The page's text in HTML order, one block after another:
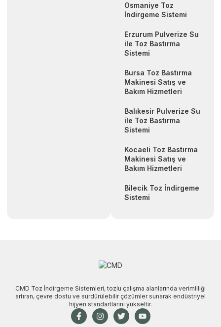
Osmaniye Toz
İndirgeme Sistemi
Erzurum Pulverize Su
ile Toz Bastırma
Sistemi
Bursa Toz Bastırma
Makinesi Satış ve
Bakım Hizmetleri
Balıkesir Pulverize Su
ile Toz Bastırma
Sistemi
Kocaeli Toz Bastırma
Makinesi Satış ve
Bakım Hizmetleri
Bilecik Toz İndirgeme
Sistemi
CMD Toz İndirgeme Sistemleri, tozlu çalışma alanlarında verimliliği
artıran, çevre dostu ve sürdürülebilir çözümler sunarak endüstriyel
hijyen standartlarını yükseltir.